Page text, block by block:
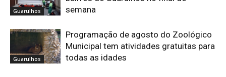
Guarulhos
semana
Guarulhos
Programação de agosto do Zoológico
Municipal tem atividades gratuitas para
todas as idades